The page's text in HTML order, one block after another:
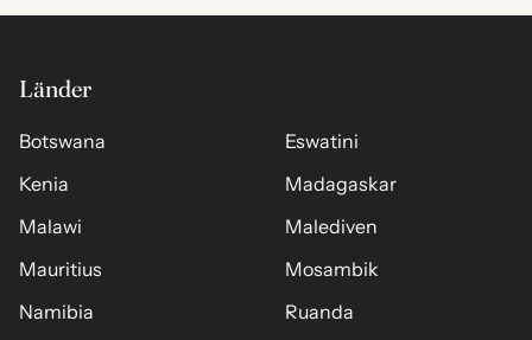
Länder
Botswana
Eswatini
Kenia
Madagaskar
Malawi
Malediven
Mauritius
Mosambik
Namibia
Ruanda